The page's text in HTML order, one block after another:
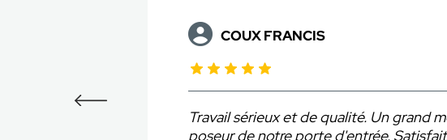
PLARD
Produit conforme à nos attentes. Pose
effectuée avec professionnalisme et